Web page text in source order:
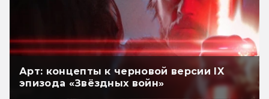
Арт: концепты к черновой версии IX
эпизода «Звёздных войн»